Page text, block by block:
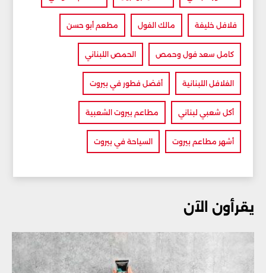
فلافل خليفة مالك الفول مطعم أبو حسن
كامل سعد فول وحمص الحمص اللبناني
الفلافل اللبنانية أفضل فطور في بيروت
أكل شعبي لبناني مطاعم بيروت الشعبية
أشهر مطاعم بيروت السياحة في بيروت
يقرأون الآن